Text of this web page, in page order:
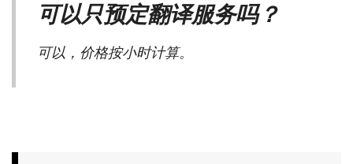
可以只预定翻译服务吗？
可以，价格按小时计算。